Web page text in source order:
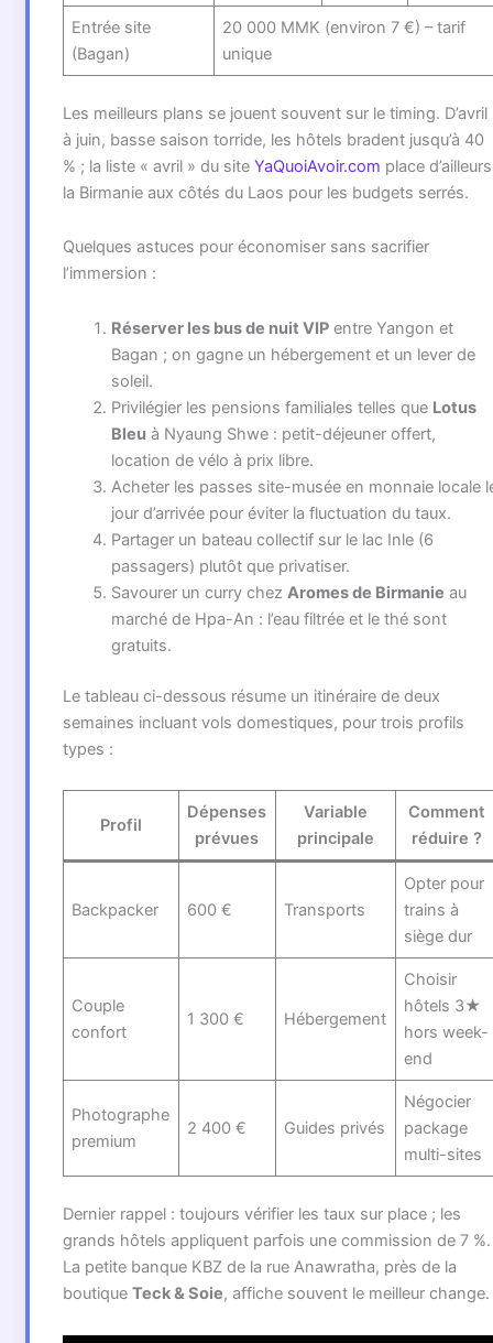
Entrée site
(Bagan)
20 000 MMK (environ 7 €) – tarif
unique
Les meilleurs plans se jouent souvent sur le timing. D’avril
à juin, basse saison torride, les hôtels bradent jusqu’à 40
% ; la liste « avril » du site YaQuoiAvoir.com place d’ailleurs
la Birmanie aux côtés du Laos pour les budgets serrés.
Quelques astuces pour économiser sans sacrifier
l’immersion :
Réserver les bus de nuit VIPentre Yangon et
Bagan ; on gagne un hébergement et un lever de
soleil.
Privilégier les pensions familiales telles que Lotus
Bleu à Nyaung Shwe : petit-déjeuner offert,
location de vélo à prix libre.
Acheter les passes site-musée en monnaie locale
jour d’arrivée pour éviter la fluctuation du taux.
Partager un bateau collectif sur le lac Inle (6
passagers) plutôt que privatiser.
Savourer un curry chez Aromes de Birmanie au
marché de Hpa-An : l’eau filtrée et le thé sont
gratuits.
Le tableau ci-dessous résume un itinéraire de deux
semaines incluant vols domestiques, pour trois profils
types :
Profil
Dépenses
prévues
Variable
principale
Comment
réduire ?
Backpacker 600 € Transports
Opter pour
trains à
siège dur
Couple
confort
1 300 € Hébergement
Choisir
hôtels 3★
hors week-
end
Photographe
premium
2 400 € Guides privés
Négocier
package
multi-sites
Dernier rappel : toujours vérifier les taux sur place ; les
grands hôtels appliquent parfois une commission de 7 %.
La petite banque KBZ de la rue Anawratha, près de la
boutique Teck & Soie, affiche souvent le meilleur change.